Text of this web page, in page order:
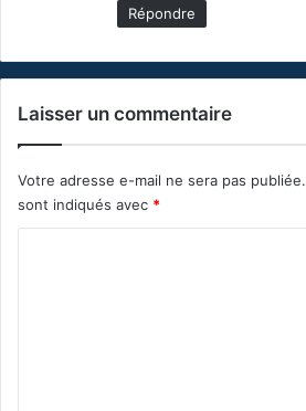
Répondre
Laisser un commentaire
Votre adresse e-mail ne sera pas publiée.
sont indiqués avec *